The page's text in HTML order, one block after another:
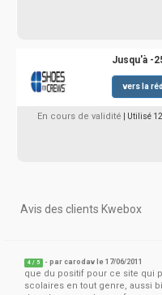
Jusqu'à -
vers la
En cours de validité | Utilisé
Avis des clients Kwebox
4 / 5 - parcarodav le 17/06/2011
que du positif pour ce site qui
scolaires en tout genre, aussi